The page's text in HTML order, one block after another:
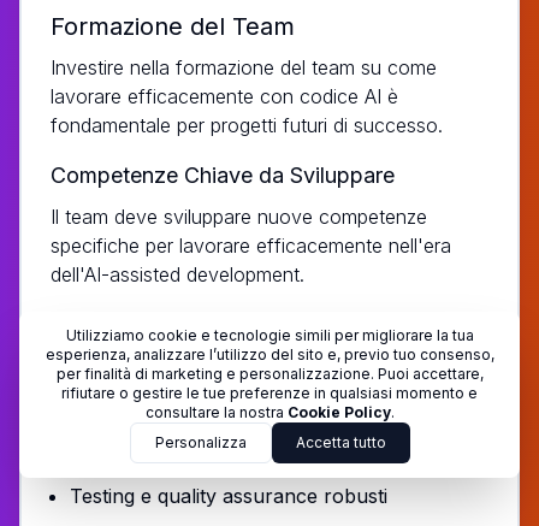
Formazione del Team
Investire nella formazione del team su come
lavorare efficacemente con codice AI è
fondamentale per progetti futuri di successo.
Competenze Chiave da Sviluppare
Il team deve sviluppare nuove competenze
specifiche per lavorare efficacemente nell'era
dell'AI-assisted development.
migliore da AI
Code review focalizzata su problematiche
comuni del codice AI
Security awareness per vulnerabilità tipiche
Testing e quality assurance robusti
Utilizziamo cookie e tecnologie simili per migliorare la tua
esperienza, analizzare l’utilizzo del sito e, previo tuo consenso,
per finalità di marketing e personalizzazione. Puoi accettare,
rifiutare o gestire le tue preferenze in qualsiasi momento e
consultare la nostra Cookie Policy.
Personalizza
Accetta tutto